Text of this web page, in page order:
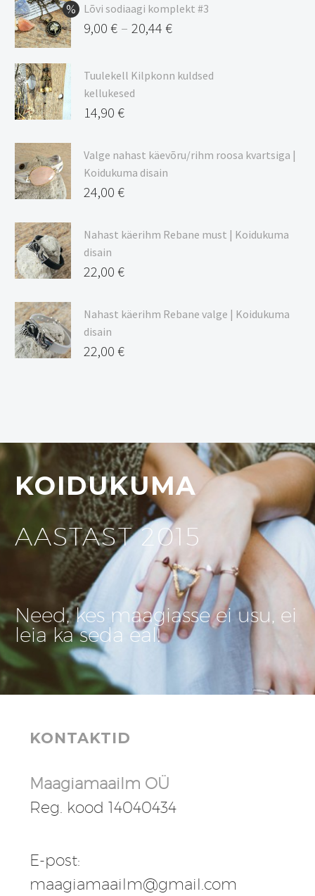
Lõvi sodiaagi komplekt #3
9,00 € – 20,44 €
9,00 €
kuni
20,44 €
Tuulekell Kilpkonn kuldsed
kellukesed
14,90 €
Valge nahast käevõru/rihm roosa kvartsiga |
Koidukuma disain
24,00 €
Nahast käerihm Rebane must | Koidukuma
disain
22,00 €
Nahast käerihm Rebane valge | Koidukuma
disain
22,00 €
KOIDUKUMA
AASTAST 2015
Need, kes maagiasse ei usu, ei
leia ka seda eal!
KONTAKTID
Maagiamaailm OÜ
Reg. kood 14040434
E-post:
maagiamaailm@gmail.com